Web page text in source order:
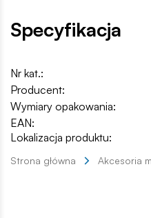
Specyfikacja
Nr kat.:
Producent:
Wymiary opakowania:
EAN:
Lokalizacja produktu:
Strona główna Akcesoria